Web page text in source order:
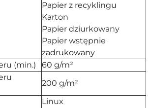
Papier z recyklingu
Karton
Papier dziurkowany
Papier wstępnie
zadrukowany
(min.)
60 g/m²
200 g/m²
Linux